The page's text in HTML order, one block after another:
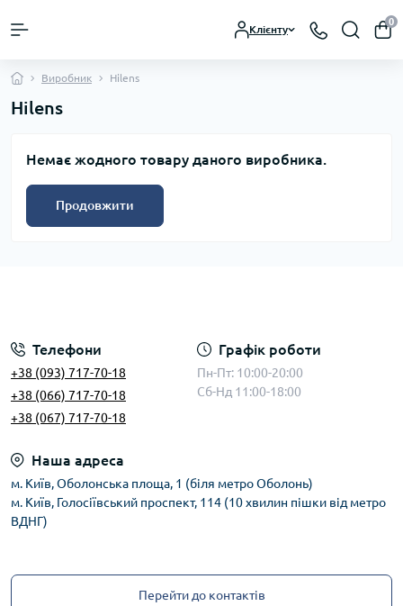
Клієнту
0
Виробник Hilens
Hilens
Немає жодного товару даного виробника.
Продовжити
Телефони
+38 (093) 717-70-18
+38 (066) 717-70-18
+38 (067) 717-70-18
Графік роботи
Пн-Пт: 10:00-20:00
Сб-Нд 11:00-18:00
Наша адреса
м. Київ, Оболонська площа, 1 (біля метро Оболонь)
м. Київ, Голосіївський проспект, 114 (10 хвилин пішки від метро
ВДНГ)
Перейти до контактів